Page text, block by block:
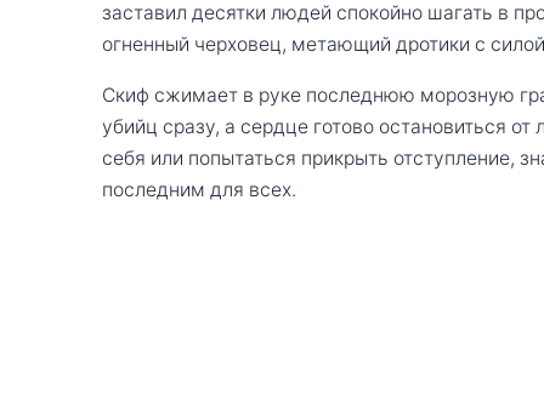
заставил десятки людей спокойно шагать в
огненный черховец, метающий дротики с
Скиф сжимает в руке последнюю морозную
убийц сразу, а сердце готово остановиться
себя или попытаться прикрыть отступление,
последним для всех.